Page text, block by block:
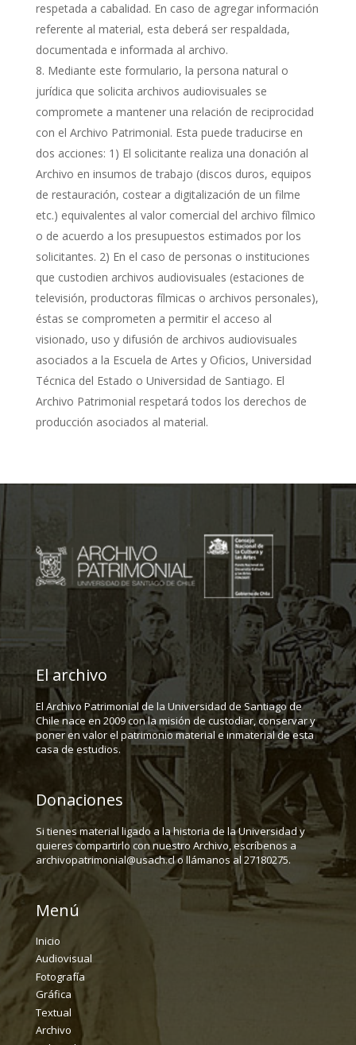
respetada a cabalidad. En caso de agregar información
referente al material, esta deberá ser respaldada,
documentada e informada al archivo.
Mediante este formulario, la persona natural o
jurídica que solicita archivos audiovisuales se
compromete a mantener una relación de reciprocidad
con el Archivo Patrimonial. Esta puede traducirse en
dos acciones: 1) El solicitante realiza una donación al
Archivo en insumos de trabajo (discos duros, equipos
de restauración, costear a digitalización de un filme
etc.) equivalentes al valor comercial del archivo fílmico
o de acuerdo a los presupuestos estimados por los
solicitantes. 2) En el caso de personas o instituciones
que custodien archivos audiovisuales (estaciones de
televisión, productoras fílmicas o archivos personales),
éstas se comprometen a permitir el acceso al
visionado, uso y difusión de archivos audiovisuales
asociados a la Escuela de Artes y Oficios, Universidad
Técnica del Estado o Universidad de Santiago. El
Archivo Patrimonial respetará todos los derechos de
producción asociados al material.
El archivo
El Archivo Patrimonial de la Universidad de Santiago de
Chile nace en 2009 con la misión de custodiar, conservar y
poner en valor el patrimonio material e inmaterial de esta
casa de estudios.
Donaciones
Si tienes material ligado a la historia de la Universidad y
quieres compartirlo con nuestro Archivo, escríbenos a
archivopatrimonial@usach.cl o llámanos al 27180275.
Menú
Inicio
Audiovisual
Fotografía
Gráfica
Textual
Archivo